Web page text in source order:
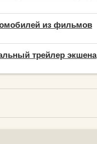
из фильмов
трейлер экшена